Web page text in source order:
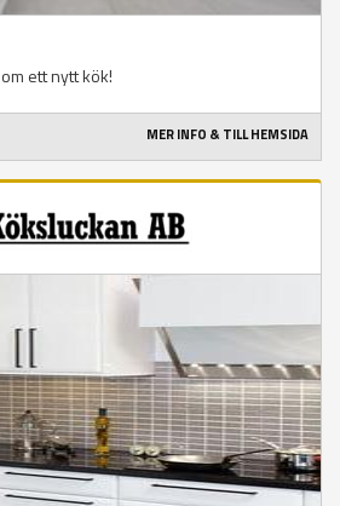
ett nytt kök!
MER INFO & TILL HEMSIDA